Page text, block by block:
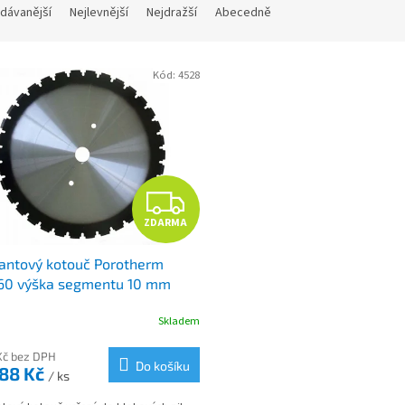
Nejlevnější Nejdražší Abecedně
Z
D
R
M
A
ZDARMA
kotouč Porotherm
výška segmentu 10 mm
Skladem
bez DPH
Kč / ks
Do košíku
Kód: 4528